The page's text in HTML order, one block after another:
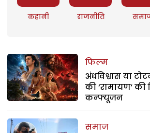
कहानी राजनीति
फिल्म
अंधविश्वास या
की ‘रामायण’ की
कन्फ्यूजन
समाज